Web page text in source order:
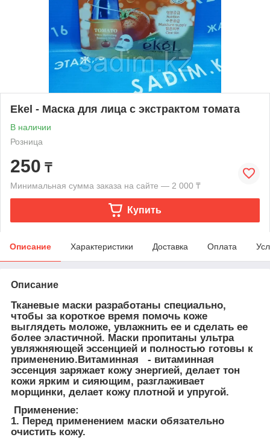
Ekel - Маска для лица с экстрактом томата
В наличии
Розница
250 ₸
Минимальная сумма заказа на сайте — 2 000 ₸
Купить
Описание Характеристики Доставка Оплата
Описание
Тканевые маски разработаны специально,
чтобы за короткое время помочь коже
выглядеть моложе, увлажнить ее и сделать ее
более эластичной. Маски пропитаны ультра
увляжняющей эссенцией и полностью готовы к
применению.Витаминная - витаминная
эссенция заряжает кожу энергией, делает тон
кожи ярким и сияющим, разглаживает
морщинки, делает кожу плотной и упругой.
Применение:
1. Перед применением маски обязательно
очистить кожу.